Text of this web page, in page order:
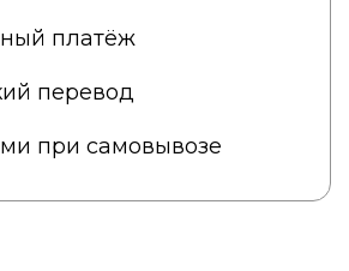
платёж
перевод
при самовывозе